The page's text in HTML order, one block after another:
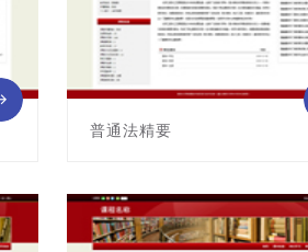
普通法精要
主讲教师: Arthur